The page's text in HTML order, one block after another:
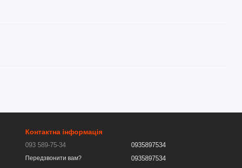
Контактна інформація
093 589-75-34
Передзвонити вам?
0935897534
0935897534